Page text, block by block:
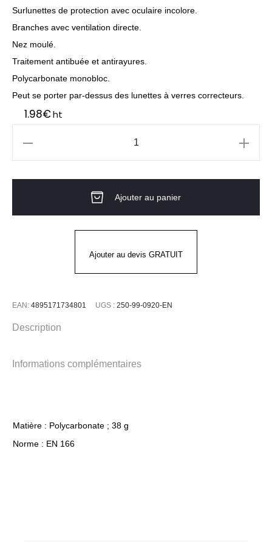
Surlunettes de protection avec oculaire incolore.
Branches avec ventilation directe.
Nez moulé.
Traitement antibuée et antirayures.
Polycarbonate monobloc.
Peut se porter par-dessus des lunettes à verres correcteurs.
1.98€ht
protection
Ajouter au panier
Ajouter au devis GRATUIT
EAN: 4895171734801 UGS : 250-99-0920-EN
Description
Informations complémentaires
Matière : Polycarbonate ; 38 g
Norme : EN 166